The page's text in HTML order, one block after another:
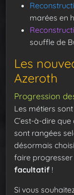
marées en
souffle de
Les
Azeroth
Progression
Les métiers
C’est-à-dire
sont rangées
désormais
faire progresser
facultatif !
Si vous